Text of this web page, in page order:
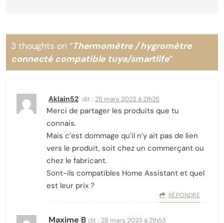
3 thoughts on “Thermomètre / hygromètre
connecté compatible tuya/smartlife”
Aklain52 dit : 28 mars 2023 à 21h26
Merci de partager les produits que tu
connais.
Mais c’est dommage qu’il n’y ait pas de lien
vers le produit, soit chez un commerçant ou
chez le fabricant.
Sont-ils compatibles Home Assistant et quel
est leur prix ?
RÉPONDRE
Maxime B dit : 28 mars 2023 à 21h53